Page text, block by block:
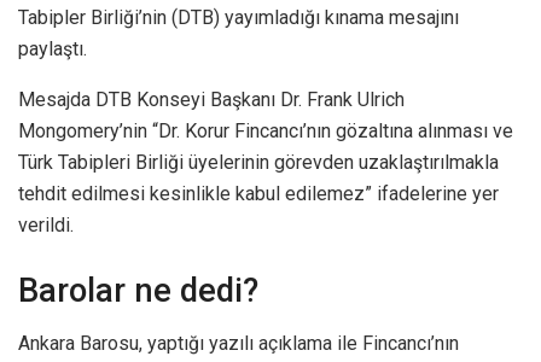
Tabipler Birliği’nin (DTB) yayımladığı kınama mesajını
paylaştı.
Mesajda DTB Konseyi Başkanı Dr. Frank Ulrich
Mongomery’nin “Dr. Korur Fincancı’nın gözaltına alınması ve
Türk Tabipleri Birliği üyelerinin görevden uzaklaştırılmakla
tehdit edilmesi kesinlikle kabul edilemez” ifadelerine yer
verildi.
B arolar ne dedi?
A nkara Barosu, yaptığı yazılı açıklama ile Fincancı’nın